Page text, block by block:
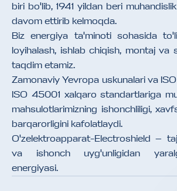
biri bo'lib, 1941 yildan beri
davom ettirib kelmoqda.
Biz energiya ta'minoti sohasida
loyihalash, ishlab chiqish, montaj va
taqdim etamiz.
Zamonaviy Yevropa uskunalari va
ISO 45001 xalqaro standartlariga
mahsulotlarimizning ishonchliligi,
barqarorligini kafolatlaydi.
O'zelektroapparat-Electroshield —
va ishonch uyg'unligidan
energiyasi.